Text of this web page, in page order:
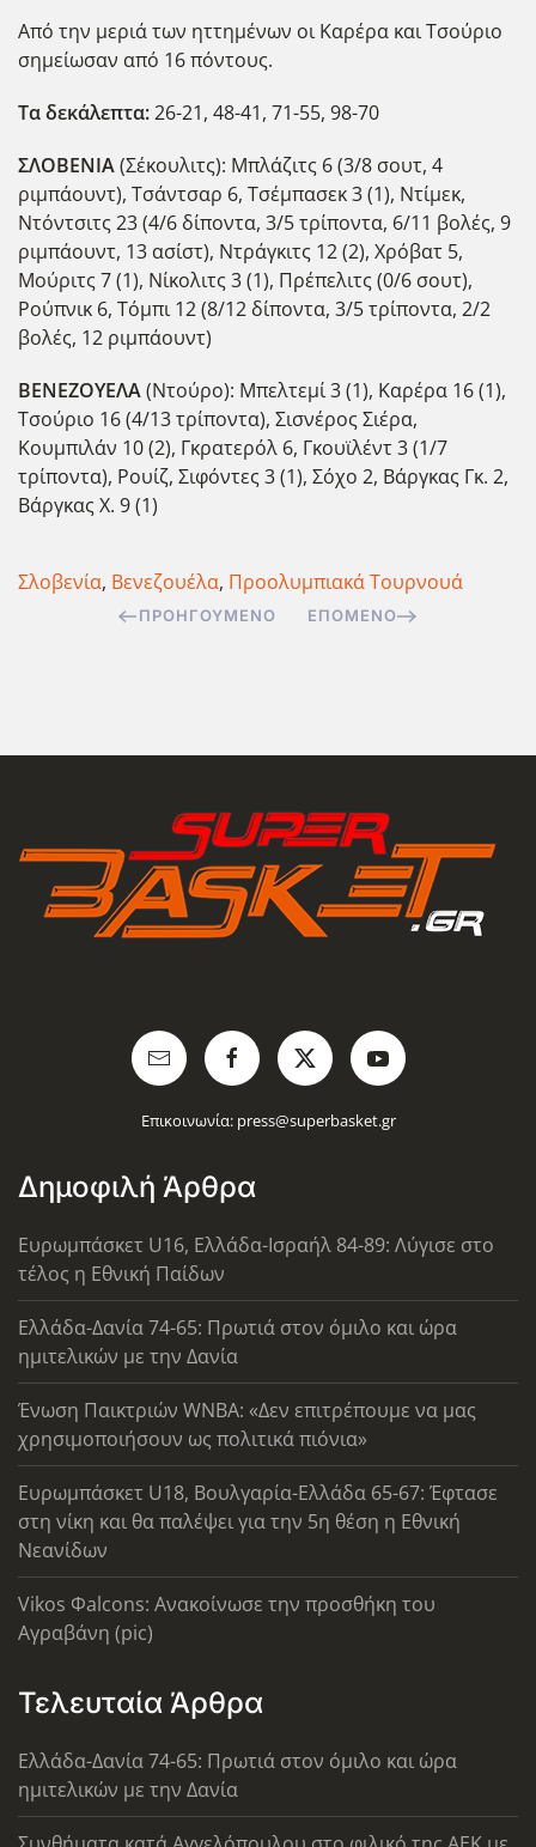
Από την μεριά των ηττημένων οι Καρέρα και Τσούριο
σημείωσαν από 16 πόντους.
Τα δεκάλεπτα:26-21, 48-41, 71-55, 98-70
ΣΛΟΒΕΝΙΑ(Σέκουλιτς): Μπλάζιτς 6 (3/8 σουτ, 4
ριμπάουντ), Τσάντσαρ 6, Τσέμπασεκ 3 (1), Ντίμεκ,
Ντόντσιτς 23 (4/6 δίποντα, 3/5 τρίποντα, 6/11 βολές, 9
ριμπάουντ, 13 ασίστ), Ντράγκιτς 12 (2), Χρόβατ 5,
Μούριτς 7 (1), Νίκολιτς 3 (1), Πρέπελιτς (0/6 σουτ),
Ρούπνικ 6, Τόμπι 12 (8/12 δίποντα, 3/5 τρίποντα, 2/2
βολές, 12 ριμπάουντ)
ΒΕΝΕΖΟΥΕΛΑ(Ντούρο): Μπελτεμί 3 (1), Καρέρα 16 (1),
Τσούριο 16 (4/13 τρίποντα), Σισνέρος Σιέρα,
Κουμπιλάν 10 (2), Γκρατερόλ 6, Γκουϊλέντ 3 (1/7
τρίποντα), Ρουίζ, Σιφόντες 3 (1), Σόχο 2, Βάργκας Γκ. 2,
Βάργκας Χ. 9 (1)
Σλοβενία, Βενεζουέλα, Προολυμπιακά Τουρνουά
ΠΡΟΗΓΟΎΜΕΝΟ ΕΠΌΜΕΝΟ
Επικοινωνία: press@superbasket.gr
Δημοφιλή Άρθρα
Ευρωμπάσκετ U16, Ελλάδα-Ισραήλ 84-89: Λύγισε στο
τέλος η Εθνική Παίδων
Ελλάδα-Δανία 74-65: Πρωτιά στον όμιλο και ώρα
ημιτελικών με την Δανία
Ένωση Παικτριών WNBA: «Δεν επιτρέπουμε να μας
χρησιμοποιήσουν ως πολιτικά πιόνια»
Ευρωμπάσκετ U18, Βουλγαρία-Ελλάδα 65-67: Έφτασε
στη νίκη και θα παλέψει για την 5η θέση η Εθνική
Νεανίδων
Vikos Φalcons: Ανακοίνωσε την προσθήκη του
Αγραβάνη (pic)
Τελευταία Άρθρα
Ελλάδα-Δανία 74-65: Πρωτιά στον όμιλο και ώρα
ημιτελικών με την Δανία